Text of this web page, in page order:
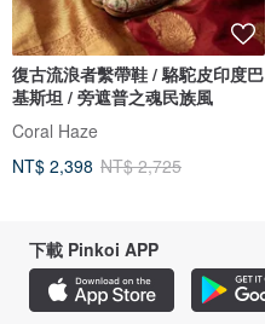
復古流浪者繫帶鞋 / 駱駝皮印度巴
基斯坦 / 旁遮普之魂民族風
Coral Haze
NT$ 2,398 NT$ 2,725
下載 Pinkoi APP